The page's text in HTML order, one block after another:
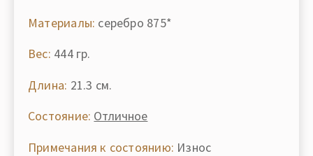
Материалы: серебро 875*
Вес: 444 гр.
Длина: 21.3 см.
Состояние: Отличное
Примечания к состоянию: Износ